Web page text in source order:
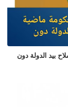
بيد الدولة دون